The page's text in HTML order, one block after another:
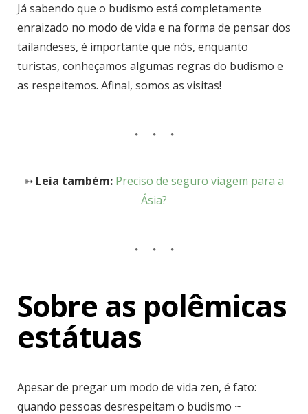
Já sabendo que o budismo está completamente
enraizado no modo de vida e na forma de pensar dos
tailandeses, é importante que nós, enquanto
turistas, conheçamos algumas regras do budismo e
as respeitemos. Afinal, somos as visitas!
➳ Leia também: Preciso de seguro viagem para a
Ásia?
Sobre as polêmicas
estátuas
Apesar de pregar um modo de vida zen, é fato:
quando pessoas desrespeitam o budismo ~